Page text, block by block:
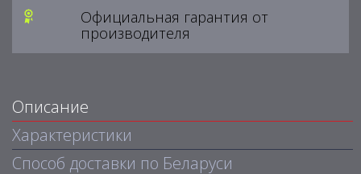
Официальная гарантия от
производителя
Описание
Характеристики
Способ доставки по Беларуси